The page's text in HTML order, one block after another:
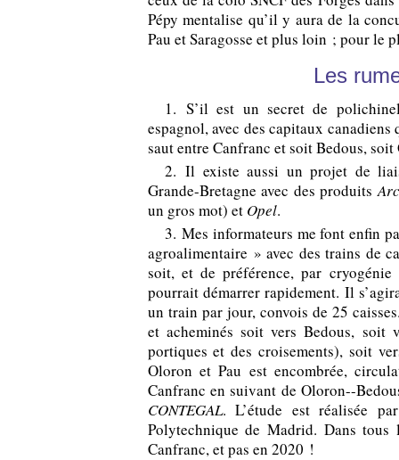
Pépy mentalise qu’il y aura de la
Pau et Saragosse et plus loin ; pour le
Les
1. S’il est un secret de
espagnol, avec des capitaux
saut entre Canfranc et soit Bedous,
2. Il existe aussi un projet de
Grande-Bretagne avec des produits
un gros mot) et Opel.
3. Mes informateurs me font enfin
agroalimentaire » avec des trains de
soit, et de préférence, par
pourrait démarrer rapidement. Il
un train par jour, convois de 25
et acheminés soit vers Bedous,
portiques et des croisements), soit
Oloron et Pau est encombrée,
Canfranc en suivant de Oloron--
CONTEGAL. L’étude est réalisée
Polytechnique de Madrid. Dans
Canfranc, et pas en 2020 !